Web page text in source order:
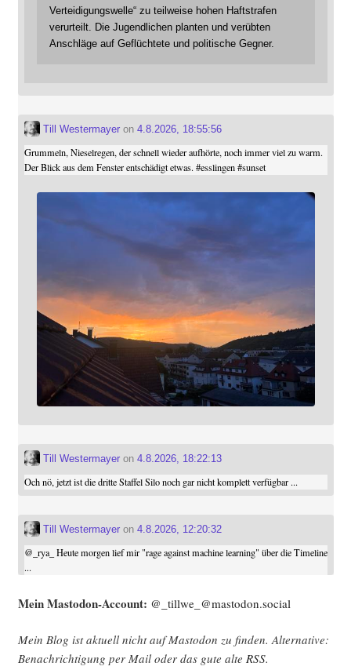
Verteidigungswelle“ zu teilweise hohen Haftstrafen
verurteilt. Die Jugendlichen planten und verübten
Anschläge auf Geflüchtete und politische Gegner.
Till Westermayeron 4.8.2026, 18:55:56
Grummeln, Nieselregen, der schnell wieder aufhörte, noch immer viel zu warm.
Der Blick aus dem Fenster entschädigt etwas. #esslingen #sunset
Till Westermayeron 4.8.2026, 18:22:13
Och nö, jetzt ist die dritte Staffel Silo noch gar nicht komplett verfügbar ...
Till Westermayeron 4.8.2026, 12:20:32
@ _rya_ Heute morgen lief mir "rage against machine learning" über die Timeline
...
Mein Mast­o­don-Account: @_tillwe_@mastodon.social
Mein Blog ist aktu­ell nicht auf Mast­o­don zu fin­den. Alter­na­ti­ve:
Benach­rich­ti­gung per Mail oder das gute alte RSS.